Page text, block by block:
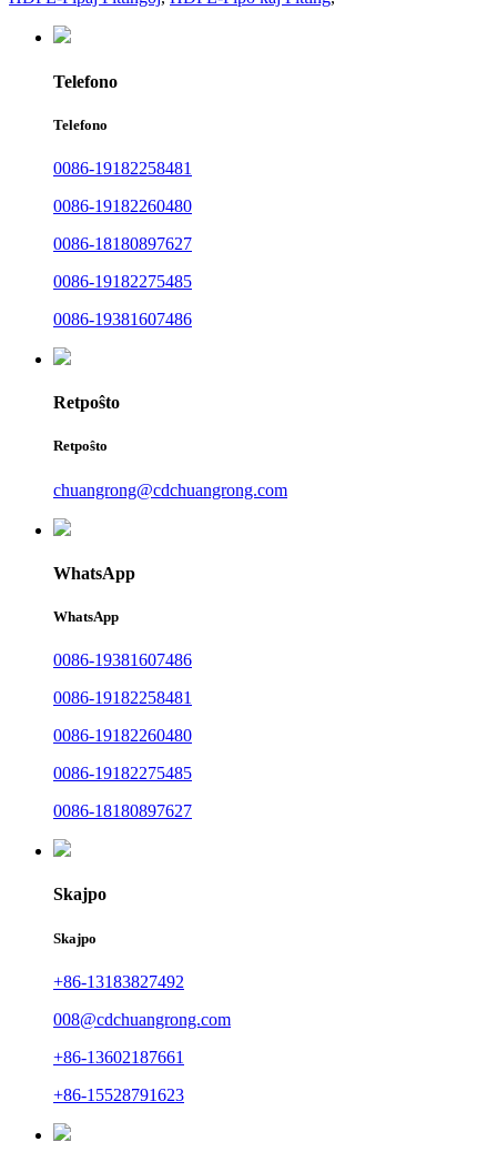
Telefono
Telefono
0086-19182258481
0086-19182260480
0086-18180897627
0086-19182275485
0086-19381607486
Retpoŝto
Retpoŝto
chuangrong@cdchuangrong.com
WhatsApp
WhatsApp
0086-19381607486
0086-19182258481
0086-19182260480
0086-19182275485
0086-18180897627
Skajpo
Skajpo
+86-13183827492
008@cdchuangrong.com
+86-13602187661
+86-15528791623